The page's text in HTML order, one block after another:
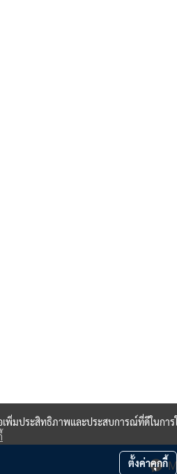
เพิ่มประสิทธิภาพและประสบการณ์ที่ดีในกา
ตั้งค่าคุกกี้